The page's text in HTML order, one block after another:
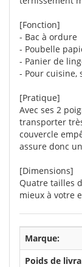
[Fonction]
- Bac à ordure
- Poubelle
- Panier de
- Pour cuisine,
[Pratique]
Avec ses 2
transporter
couvercle
assure donc
[Dimensions]
Quatre tailles
mieux à votre
Marque:
Poids de